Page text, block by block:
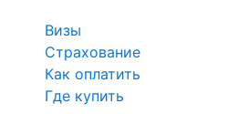
Визы
Страхование
Как оплатить
Где купить